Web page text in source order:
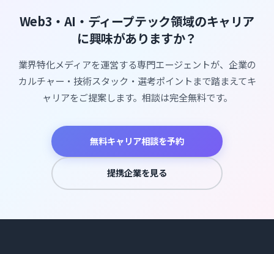
Web3・AI・ディープテック領域のキャリア
に興味がありますか？
業界特化メディアを運営する専門エージェントが、企業の
カルチャー・技術スタック・選考ポイントまで踏まえてキ
ャリアをご提案します。相談は完全無料です。
無料キャリア相談を予約
提携企業を見る